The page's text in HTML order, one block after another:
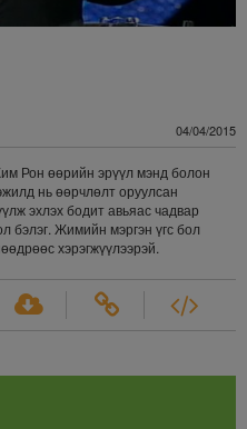
04/04/2015
Рон өөрийн эрүүл мэнд болон
нь өөрчлөлт оруулсан
эхлэх бодит авьяас чадвар
бэлэг. Жимийн мэргэн үгс бол
хэрэгжүүлээрэй.